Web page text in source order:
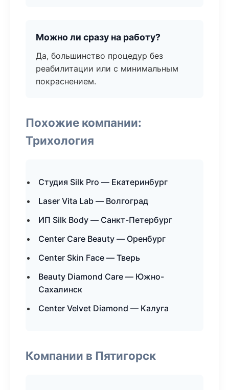
Можно ли сразу на работу?
Да, большинство процедур без
реабилитации или с минимальным
покраснением.
Похожие компании:
Трихология
Студия Silk Pro — Екатеринбург
Laser Vita Lab — Волгоград
ИП Silk Body — Санкт-Петербург
Center Care Beauty — Оренбург
Center Skin Face — Тверь
Beauty Diamond Care — Южно-
Сахалинск
Center Velvet Diamond — Калуга
Компании в Пятигорск